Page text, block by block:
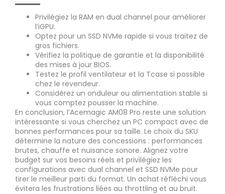
Privilégiez la RAM en dual channel pour améliorer
l’iGPU.
Optez pour un SSD NVMe rapide si vous traitez de
gros fichiers.
Vérifiez la politique de garantie et la disponibilité
des mises à jour BIOS.
Testez le profil ventilateur et la Tcase si possible
chez le revendeur.
Considérez un onduleur ou alimentation stable si
vous comptez pousser la machine.
En conclusion, l’Acemagic AM08 Pro reste une solution
intéressante si vous cherchez un PC compact avec de
bonnes performances pour sa taille. Le choix du SKU
détermine la nature des concessions : performances
brutes, chauffe et nuisance sonore. Alignez votre
budget sur vos besoins réels et privilégiez les
configurations avec dual channel et SSD NVMe pour
tirer le meilleur parti du format. Un achat réfléchi vous
évitera les frustrations liées au throttling et au bruit.